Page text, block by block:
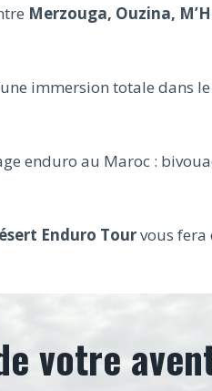
Merzouga, Ouzina,
immersion totale dans
enduro au Maroc :
Enduro Tourvous fera
votre